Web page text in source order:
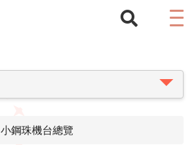
小鋼珠機台總覽